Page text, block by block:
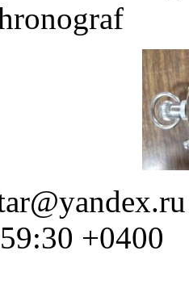
+0400